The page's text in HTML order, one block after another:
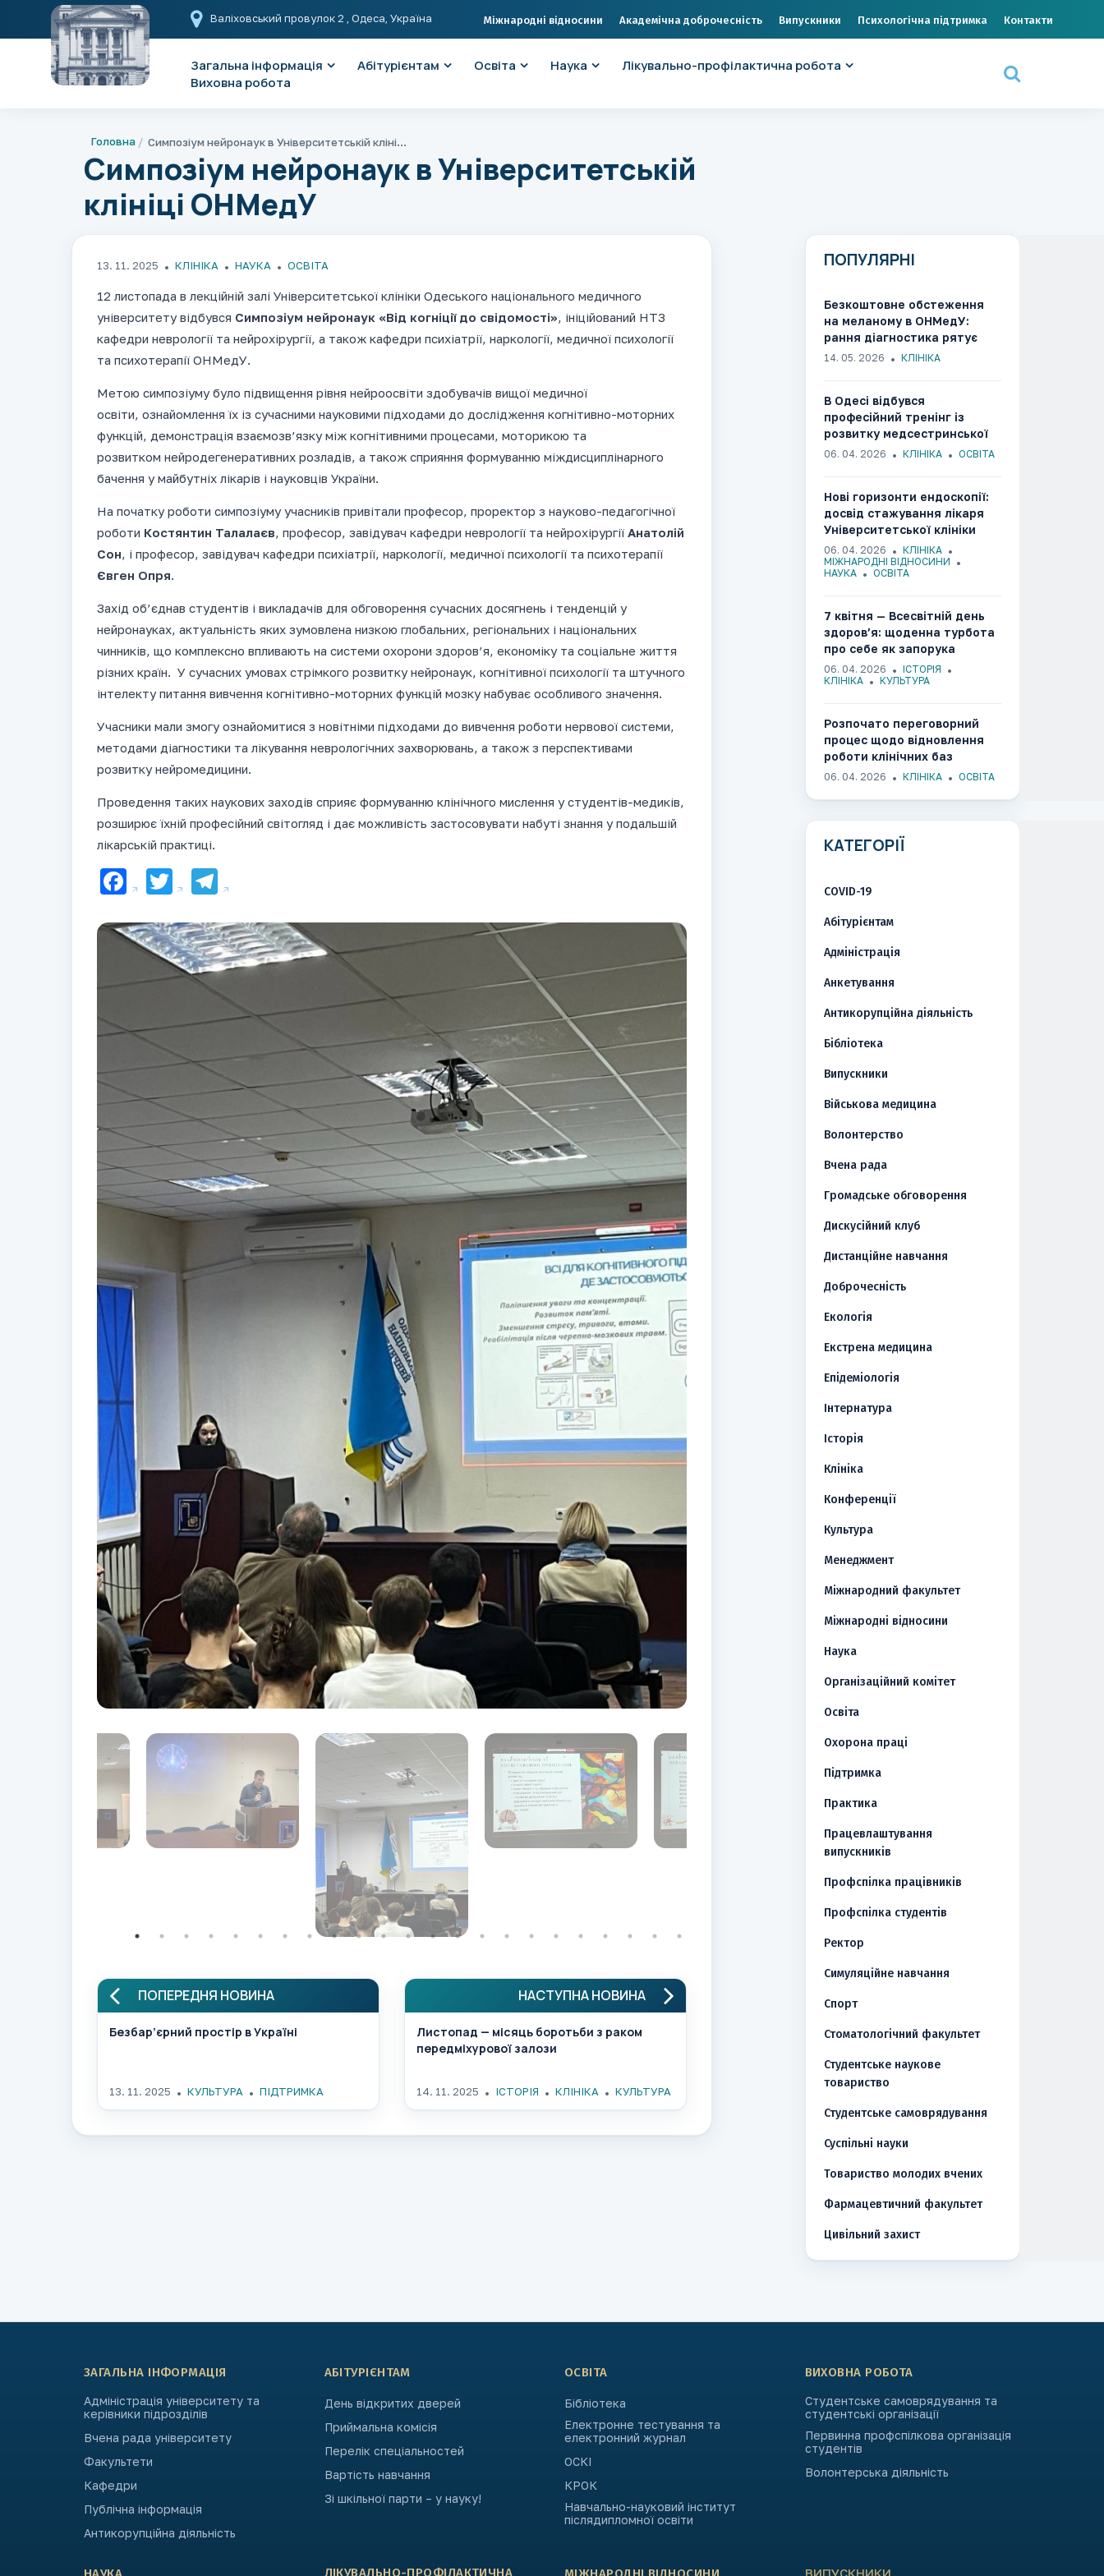
Валіховський провулок 2 , Одеса, Україна Міжнародні відносини Академічна доброчесність Випускники Психологічна підтримка Контакти
Загальна інформація Абітурієнтам Освіта Наука
Лікувально-профілактична робота
Виховна робота
Головна Симпозіум нейронаук в Університетській клініці ОНМедУ
Симпозіум нейронаук в Університетській
клініці ОНМедУ
13. 11. 2025 КЛІНІКА НАУКА ОСВІТА
12 листопада в лекційній залі Університетської клініки Одеського національного медичного
університету відбувся Симпозіум нейронаук «Від когніції до свідомості», ініційований НТЗ
кафедри неврології та нейрохірургії, а також кафедри психіатрії, наркології, медичної психології
та психотерапії ОНМедУ.
Метою симпозіуму було підвищення рівня нейроосвіти здобувачів вищої медичної
освіти, ознайомлення їх із сучасними науковими підходами до дослідження когнітивно-моторних
функцій, демонстрація взаємозв’язку між когнітивними процесами, моторикою та
розвитком нейродегенеративних розладів, а також сприяння формуванню міждисциплінарного
бачення у майбутніх лікарів і науковців України.
На початку роботи симпозіуму учасників привітали професор, проректор з науково-педагогічної
роботи Костянтин Талалаєв, професор, завідувач кафедри неврології та нейрохірургії Анатолій
Сон, і професор, завідувач кафедри психіатрії, наркології, медичної психології та психотерапії
Євген Опря.
Захід об’єднав студентів і викладачів для обговорення сучасних досягнень і тенденцій у
нейронауках, актуальність яких зумовлена низкою глобальних, регіональних і національних
чинників, що комплексно впливають на системи охорони здоров’я, економіку та соціальне життя
різних країн. У сучасних умовах стрімкого розвитку нейронаук, когнітивної психології та штучного
інтелекту питання вивчення когнітивно-моторних функцій мозку набуває особливого значення.
Учасники мали змогу ознайомитися з новітніми підходами до вивчення роботи нервової системи,
методами діагностики та лікування неврологічних захворювань, а також з перспективами
розвитку нейромедицини.
Проведення таких наукових заходів сприяє формуванню клінічного мислення у студентів-медиків,
розширює їхній професійний світогляд і дає можливість застосовувати набуті знання у подальшій
лікарській практиці.
Facebook
TwitterTelegram
ПОПЕРЕДНЯ НОВИНА
Безбар’єрний простір в Україні
13. 11. 2025 КУЛЬТУРА ПІДТРИМКА
НАСТУПНА НОВИНА
Листопад — місяць боротьби з раком
передміхурової залози
14. 11. 2025 ІСТОРІЯ КЛІНІКА КУЛЬТУРА
ПОПУЛЯРНІ
Безкоштовне обстеження
на меланому в ОНМедУ:
рання діагностика рятує
життя​​​​​​​​​​​​​​​​
14. 05. 2026 КЛІНІКА
В Одесі відбувся
професійний тренінг із
розвитку медсестринської
освіти
06. 04. 2026 КЛІНІКА ОСВІТА
Нові горизонти ендоскопії:
досвід стажування лікаря
Університетської клініки
ОНМедУ в Національному
онкологічному центрі Японії
06. 04. 2026
КЛІНІКА
МІЖНАРОДНІ ВІДНОСИНИ
НАУКА
ОСВІТА
7 квітня — Всесвітній день
здоров’я: щоденна турбота
про себе як запорука
майбутнього
06. 04. 2026
ІСТОРІЯ
КЛІНІКА
КУЛЬТУРА
Розпочато переговорний
процес щодо відновлення
роботи клінічних баз
ОНМедУ в медичних
06. 04. 2026 КЛІНІКА ОСВІТА
КАТЕГОРІЇ
COVID-19
Абітурієнтам
Адміністрація
Анкетування
Антикорупційна діяльність
Бібліотека
Випускники
Військова медицина
Волонтерство
Вчена рада
Громадське обговорення
Дискусійний клуб
Дистанційне навчання
Доброчесність
Екологія
Екстрена медицина
Епідеміологія
Інтернатура
Історія
Клініка
Конференції
Культура
Менеджмент
Міжнародний факультет
Міжнародні відносини
Наука
Організаційний комітет
Освіта
Охорона праці
Підтримка
Практика
Працевлаштування
випускників
Профспілка працівників
Профспілка студентів
Ректор
Симуляційне навчання
Спорт
Стоматологічний факультет
Студентське наукове
товариство
Студентське самоврядування
Суспільні науки
Товариство молодих вчених
Фармацевтичний факультет
Цивільний захист
ЗАГАЛЬНА ІНФОРМАЦІЯ
Адміністрація університету та
керівники підрозділів
Вчена рада університету
Факультети
Кафедри
Публічна інформація
Антикорупційна діяльність
АБІТУРІЄНТАМ
День відкритих дверей
Приймальна комісія
Перелік спеціальностей
Вартість навчання
Зі шкільної парти – у науку!
ОСВІТА
Бібліотека
Електронне тестування та
електронний журнал
ОСКІ
КРОК
Навчально-науковий інститут
післядипломної освіти
ВИХОВНА РОБОТА
Студентське самоврядування та
студентські організації
Первинна профспілкова організація
студентів
Волонтерська діяльність
ЛІКУВАЛЬНО-ПРОФІЛАКТИЧНА ВИПУСКНИКИ